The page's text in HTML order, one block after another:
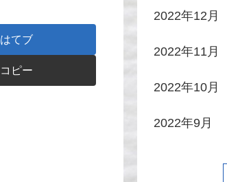
はてブ
コピー
2022年12月
2022年11月
2022年10月
2022年9月